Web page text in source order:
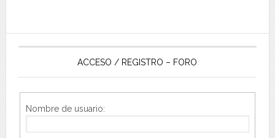
ACCESO / REGISTRO – FORO
Nombre de usuario: